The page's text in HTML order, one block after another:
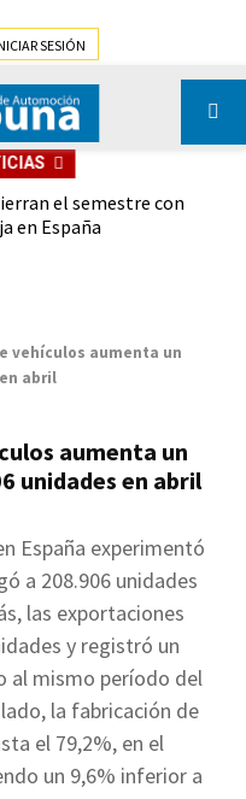
SESIÓN
el semestre con
en España
vehículos aumenta un
abril
aumenta un
unidades en abril
España experimentó
a 208.906 unidades
las exportaciones
y registró un
al mismo período del
la fabricación de
el 79,2%, en el
un 9,6% inferior a